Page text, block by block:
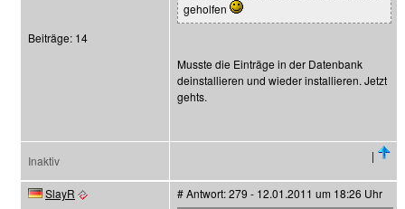
Beiträge: 14
geholfen
Musste die Einträge in der Datenbank
deinstallieren und wieder installieren. Jetzt
gehts.
Inaktiv |
SlayR
# Antwort: 279 - 12.01.2011 um 18:26 Uhr